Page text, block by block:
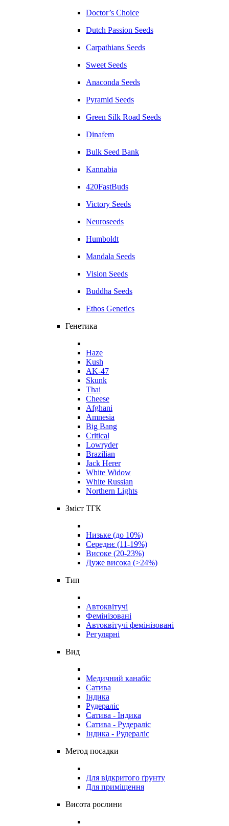
Doctor’s Choice
Dutch Passion Seeds
Carpathians Seeds
Sweet Seeds
Anaconda Seeds
Pyramid Seeds
Green Silk Road Seeds
Dinafem
Bulk Seed Bank
Kannabia
420FastBuds
Victory Seeds
Neuroseeds
Humboldt
Mandala Seeds
Vision Seeds
Buddha Seeds
Ethos Genetics
Генетика
Haze
Kush
AK-47
Skunk
Thai
Cheese
Afghani
Amnesia
Big Bang
Critical
Lowryder
Brazilian
Jack Herer
White Widow
White Russian
Northern Lights
Зміст ТГК
Низьке (до 10%)
Середнє (11-19%)
Високе (20-23%)
Дуже висока (>24%)
Тип
Автоквітучі
Фемінізовані
Автоквітучі фемінізовані
Регулярні
Вид
Медичний канабіс
Сатива
Індика
Рудераліс
Сатива - Індика
Сатива - Рудераліс
Індика - Рудераліс
Метод посадки
Для відкритого ґрунту
Для приміщення
Висота рослини